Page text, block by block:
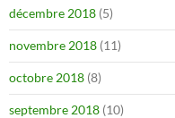
décembre 2018 (5)
novembre 2018 (11)
octobre 2018 (8)
septembre 2018 (10)